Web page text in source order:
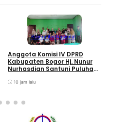
KomunitasNasional
Anggota Komisi IV DPRD
Kabupaten Bogor Hj. Nunur
Nurhasdian Santuni Puluhan
10 jam lalu